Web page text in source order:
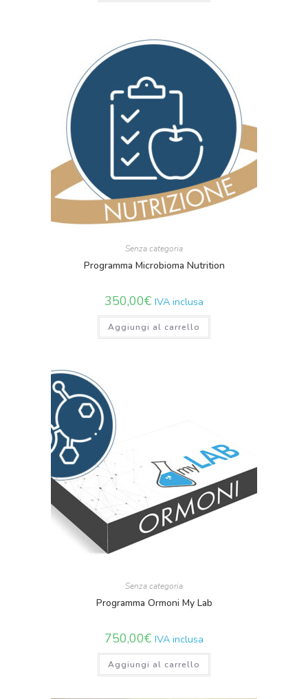
Senza categoria
Programma Microbioma Nutrition
350,00€ IVA inclusa
Aggiungi al carrello
Senza categoria
Programma Ormoni My Lab
750,00€ IVA inclusa
Aggiungi al carrello